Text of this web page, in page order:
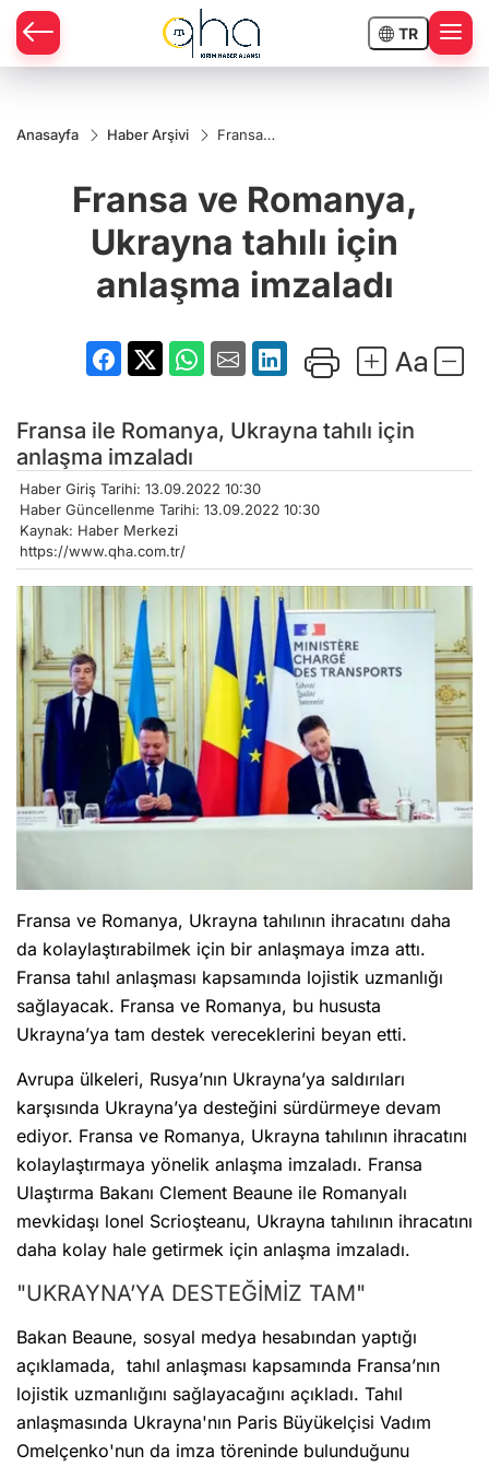
TR
Anasayfa Haber Arşivi
Fransa
Ukrayna
tahılı için
imzaladı
Fransa ve Romanya,
Ukrayna tahılı için
anlaşma imzaladı
Fransa ile Romanya, Ukrayna tahılı için
anlaşma imzaladı
Haber Giriş Tarihi: 13.09.2022 10:30
Haber Güncellenme Tarihi: 13.09.2022 10:30
Kaynak: Haber Merkezi
https://www.qha.com.tr/
Fransa ve Romanya, Ukrayna tahılının ihracatını daha
da kolaylaştırabilmek için bir anlaşmaya imza attı.
Fransa tahıl anlaşması kapsamında lojistik uzmanlığı
sağlayacak. Fransa ve Romanya, bu hususta
Ukrayna’ya tam destek vereceklerini beyan etti.
Avrupa ülkeleri, Rusya’nın Ukrayna’ya saldırıları
karşısında Ukrayna’ya desteğini sürdürmeye devam
ediyor. Fransa ve Romanya, Ukrayna tahılının ihracatını
kolaylaştırmaya yönelik anlaşma imzaladı. Fransa
Ulaştırma Bakanı Clement Beaune ile Romanyalı
mevkidaşı lonel Scrioşteanu, Ukrayna tahılının ihracatını
daha kolay hale getirmek için anlaşma imzaladı.
"UKRAYNA’YA DESTEĞİMİZ TAM"
Bakan Beaune, sosyal medya hesabından yaptığı
açıklamada, tahıl anlaşması kapsamında Fransa’nın
lojistik uzmanlığını sağlayacağını açıkladı. Tahıl
anlaşmasında Ukrayna'nın Paris Büyükelçisi Vadım
Omelçenko'nun da imza töreninde bulunduğunu